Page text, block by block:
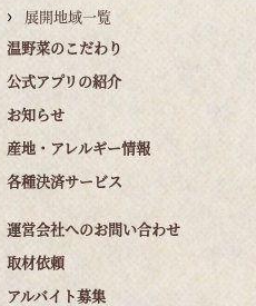
展開地域一覧
温野菜のこだわり
公式アプリの紹介
お知らせ
産地・アレルギー情報
各種決済サービス
運営会社へのお問い合わせ
取材依頼
アルバイト募集